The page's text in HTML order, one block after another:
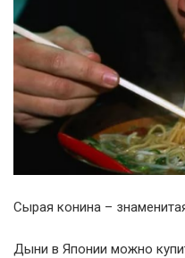
Сырая конина –
Дыни в Японии можно